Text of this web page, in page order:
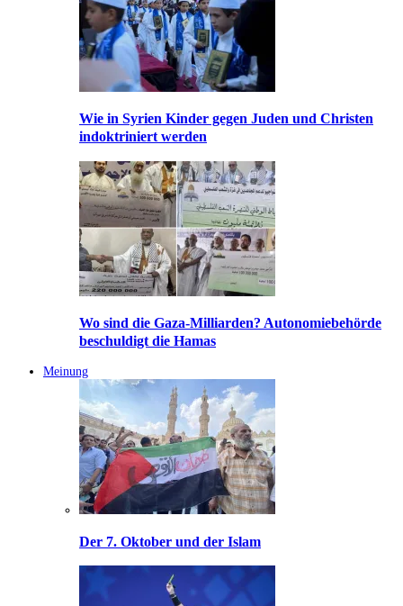
Wie in Syrien Kinder gegen Juden und Christen
indoktriniert werden
Wo sind die Gaza-Milliarden? Autonomiebehörde
beschuldigt die Hamas
Meinung
Der 7. Oktober und der Islam